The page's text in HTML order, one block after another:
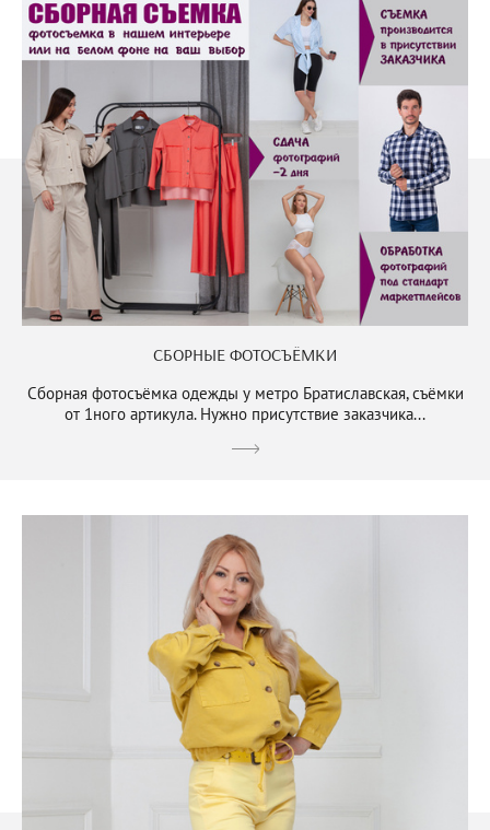
СБОРНЫЕ ФОТОСЪЁМКИ
Сборная фотосъёмка одежды у метро Братиславская, съёмки
от 1ного артикула. Нужно присутствие заказчика...